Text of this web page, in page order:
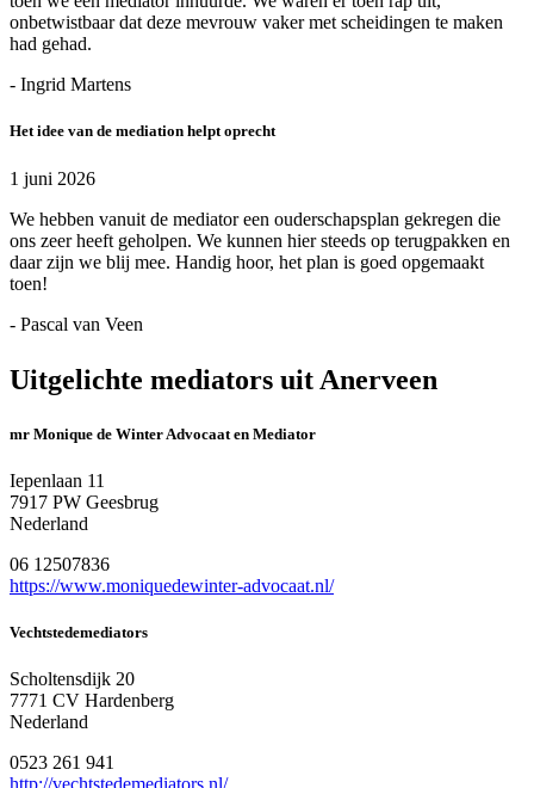
onbetwistbaar dat deze mevrouw vaker met scheidingen te maken
had gehad.
- Ingrid Martens
Het idee van de mediation helpt oprecht
1 juni 2026
We hebben vanuit de mediator een ouderschapsplan gekregen die
ons zeer heeft geholpen. We kunnen hier steeds op terugpakken en
daar zijn we blij mee. Handig hoor, het plan is goed opgemaakt
toen!
- Pascal van Veen
Uitgelichte mediators uit Anerveen
mr Monique de Winter Advocaat en Mediator
Iepenlaan 11
7917 PW Geesbrug
Nederland
06 12507836
https://www.moniquedewinter-advocaat.nl/
Vechtstedemediators
Scholtensdijk 20
7771 CV Hardenberg
Nederland
0523 261 941